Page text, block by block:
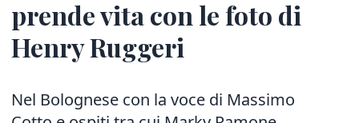
prende vita con le foto di
Henry Ruggeri
Nel Bolognese con la voce di Massimo